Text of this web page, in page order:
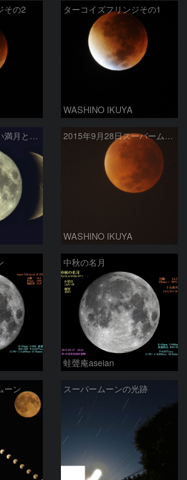
その2 ターコイズフリンジその1
WASHINO IKUYA
９月２８日の大きい満月と前後の細い月 2015年9月28日スーパームーンの皆既月食
WASHINO IKUYA
中秋の名月
蛙聲庵aseian
ーン スーパームーンの光跡